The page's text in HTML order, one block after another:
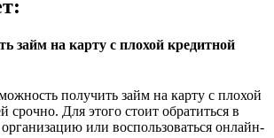
займ на карту с плохой кредитной
получить займ на карту с плохой
срочно. Для этого стоит обратиться в
или воспользоваться онлайн-